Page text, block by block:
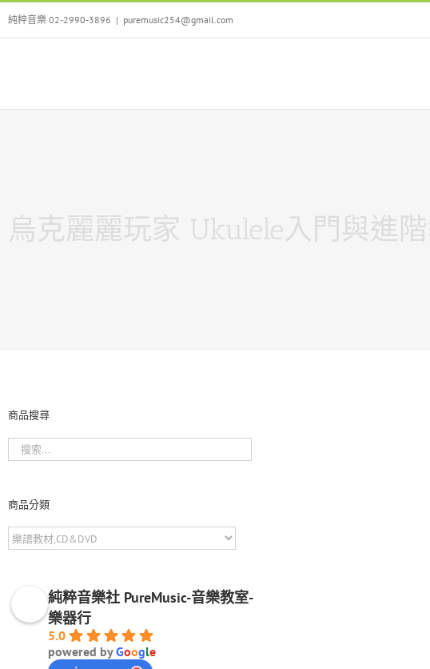
Skip
content
純粹音樂 02-2990-3896 | puremusic254@gmail.com
烏克麗麗玩家 Ukulele入門與進
商品搜尋
商品分類
純粹音樂社 PureMusic-音樂教室-
樂器行
5.0
powered byGoogle